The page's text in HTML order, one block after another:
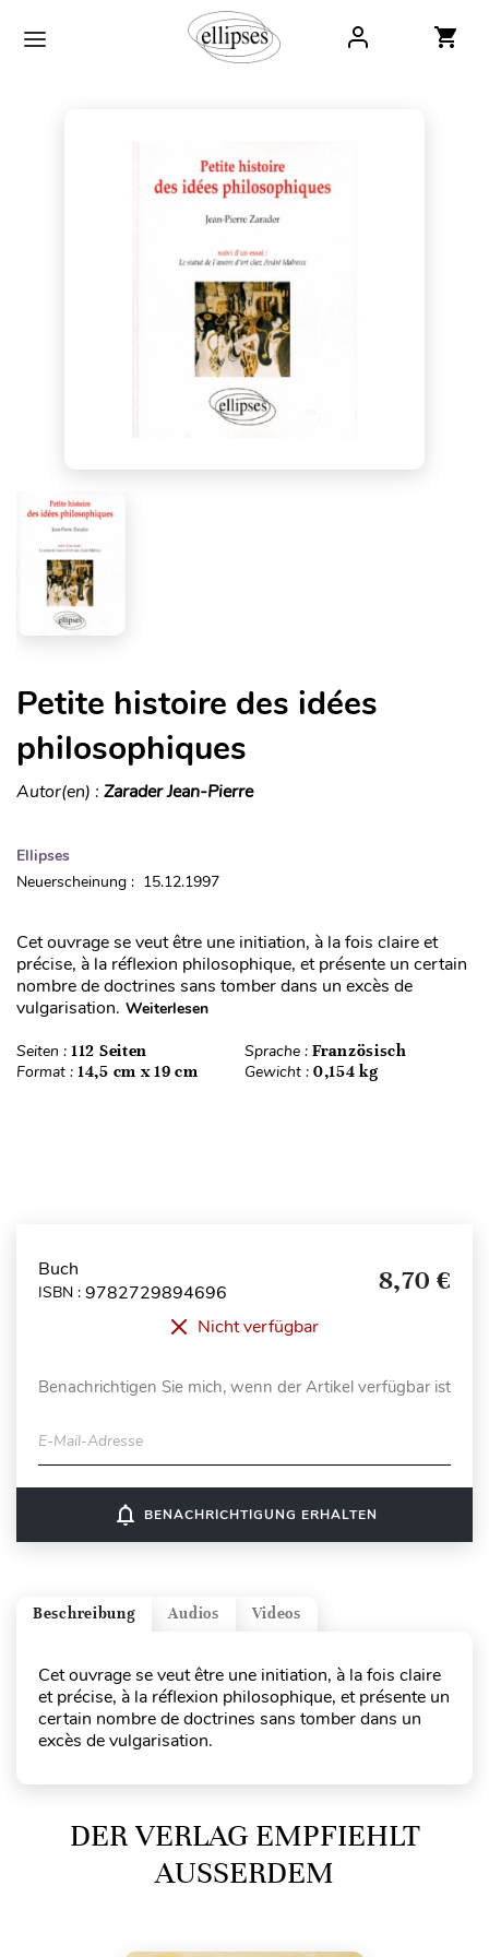
Petite histoire des idées
philosophiques
Autor(en) : Zarader Jean-Pierre
Ellipses
Neuerscheinung : 15.12.1997
Cet ouvrage se veut être une initiation, à la fois claire et
précise, à la réflexion philosophique, et présente un certain
nombre de doctrines sans tomber dans un excès de
vulgarisation. Weiterlesen
Seiten : 112 Seiten Sprache : Französisch
Format : 14,5 cm x 19 cm Gewicht : 0,154 kg
Buch
ISBN : 9782729894696 8,70 €
Nicht verfügbar
Benachrichtigen Sie mich, wenn der Artikel verfügbar ist
E-Mail-Adresse
notifications_none BENACHRICHTIGUNG ERHALTEN
Videos
Audios
Beschreibung
Cet ouvrage se veut être une initiation, à la fois claire
et précise, à la réflexion philosophique, et présente un
certain nombre de doctrines sans tomber dans un
excès de vulgarisation.
DER VERLAG EMPFIEHLT
AUSSERDEM